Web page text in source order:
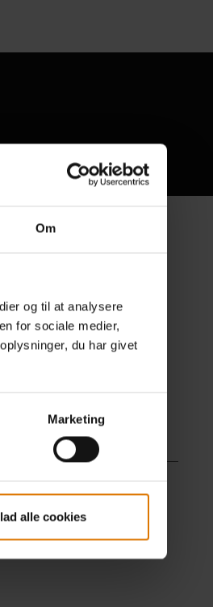
Om
og til at analysere
for sociale medier,
du har givet
Marketing
alle cookies